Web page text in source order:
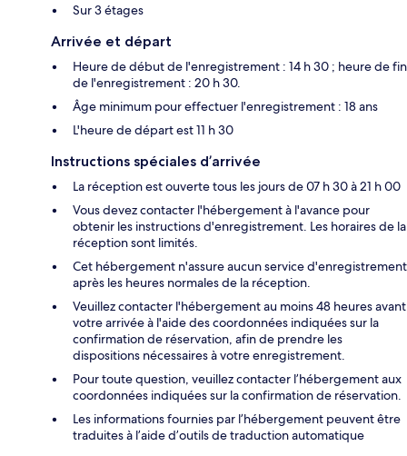
Sur 3 étages
Arrivée et départ
Heure de début de l'enregistrement : 14 h 30 ; heure de fin
de l'enregistrement : 20 h 30.
Âge minimum pour effectuer l'enregistrement : 18 ans
L'heure de départ est 11 h 30
Instructions spéciales d’arrivée
La réception est ouverte tous les jours de 07 h 30 à 21 h 00
Vous devez contacter l'hébergement à l'avance pour
obtenir les instructions d'enregistrement. Les horaires de la
réception sont limités.
Cet hébergement n'assure aucun service d'enregistrement
après les heures normales de la réception.
Veuillez contacter l'hébergement au moins 48 heures avant
votre arrivée à l'aide des coordonnées indiquées sur la
confirmation de réservation, afin de prendre les
dispositions nécessaires à votre enregistrement.
Pour toute question, veuillez contacter l’hébergement aux
coordonnées indiquées sur la confirmation de réservation.
Les informations fournies par l’hébergement peuvent être
traduites à l’aide d’outils de traduction automatique